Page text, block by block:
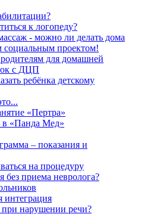
к логопеду?
- можно ли делать дома
проектом!
для домашней
с ДЦП
ребёнка детскому
«Пертра»
в «Панда Мед»
– показания и
на процедуру
без приема невролога?
интеграция
нарушении речи?